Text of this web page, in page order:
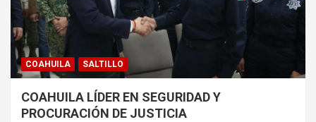
COAHUILA SALTILLO
COAHUILA LÍDER EN SEGURIDAD Y
PROCURACIÓN DE JUSTICIA